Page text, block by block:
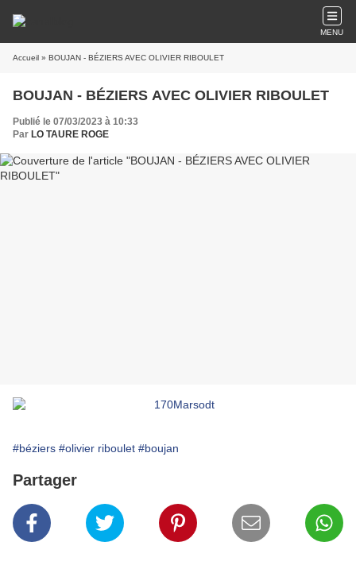
MENU
Accueil » BOUJAN - BÉZIERS AVEC OLIVIER RIBOULET
BOUJAN - BÉZIERS AVEC OLIVIER RIBOULET
Publié le 07/03/2023 à 10:33
Par LO TAURE ROGE
#béziers #olivier riboulet #boujan
Partager